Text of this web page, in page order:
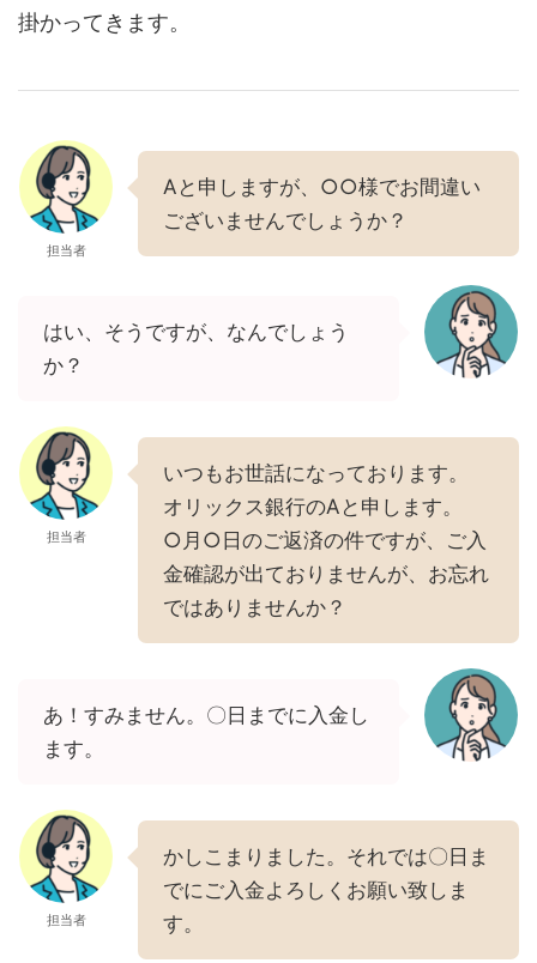
掛かってきます。
担当者
Aと申しますが、○○様でお間違い
ございませんでしょうか？
はい、そうですが、なんでしょう
か？
担当者
いつもお世話になっております。
オリックス銀行のAと申します。
○月○日のご返済の件ですが、ご入
金確認が出ておりませんが、お忘れ
ではありませんか？
あ！すみません。〇日までに入金し
ます。
担当者
かしこまりました。それでは〇日ま
でにご入金よろしくお願い致しま
す。